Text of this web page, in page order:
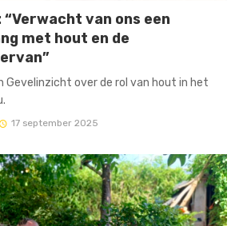
“Verwacht van ons een
met hout en de
Gevelinzicht over de rol van hout in het
17 september 2025